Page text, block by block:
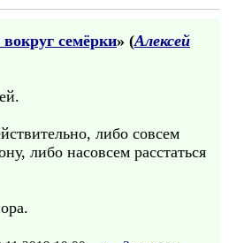
вокруг семёрки» (Алексей
либо совсем
либо насовсем расстаться